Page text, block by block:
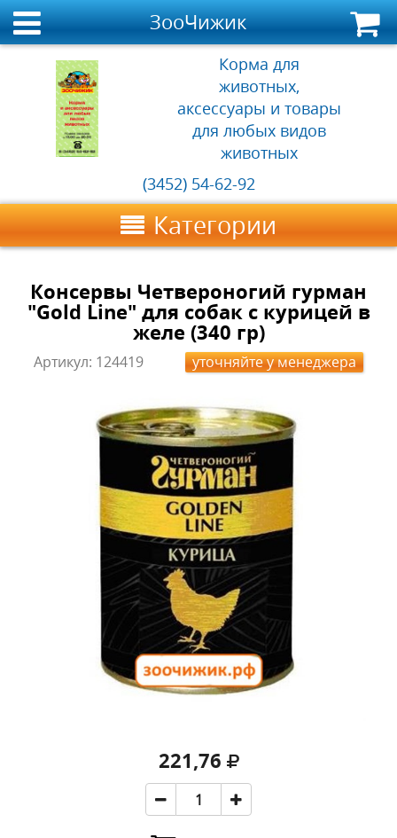
ЗооЧижик
Корма для
животных,
аксессуары и товары
для любых видов
животных
(3452) 54-62-92
Категории
Консервы Четвероногий гурман
"Gold Line" для собак с курицей в
желе (340 гр)
Артикул: 124419 уточняйте у менеджера
221,76